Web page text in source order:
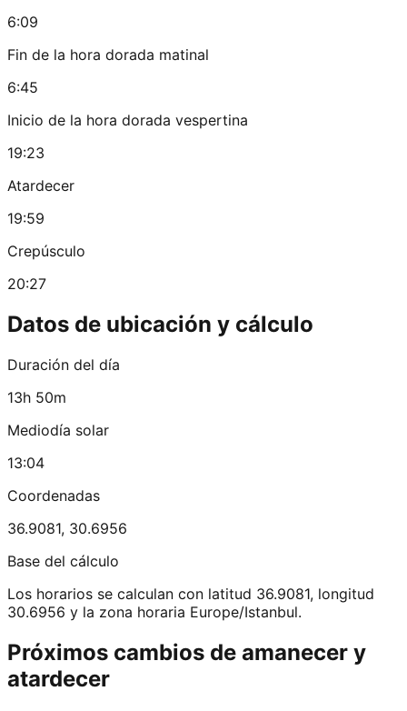
6:09
Fin de la hora dorada matinal
6:45
Inicio de la hora dorada vespertina
19:23
Atardecer
19:59
Crepúsculo
20:27
Datos de ubicación y cálculo
Duración del día
13h 50m
Mediodía solar
13:04
Coordenadas
36.9081, 30.6956
Base del cálculo
Los horarios se calculan con latitud 36.9081, longitud
30.6956 y la zona horaria Europe/Istanbul.
Próximos cambios de amanecer y
atardecer